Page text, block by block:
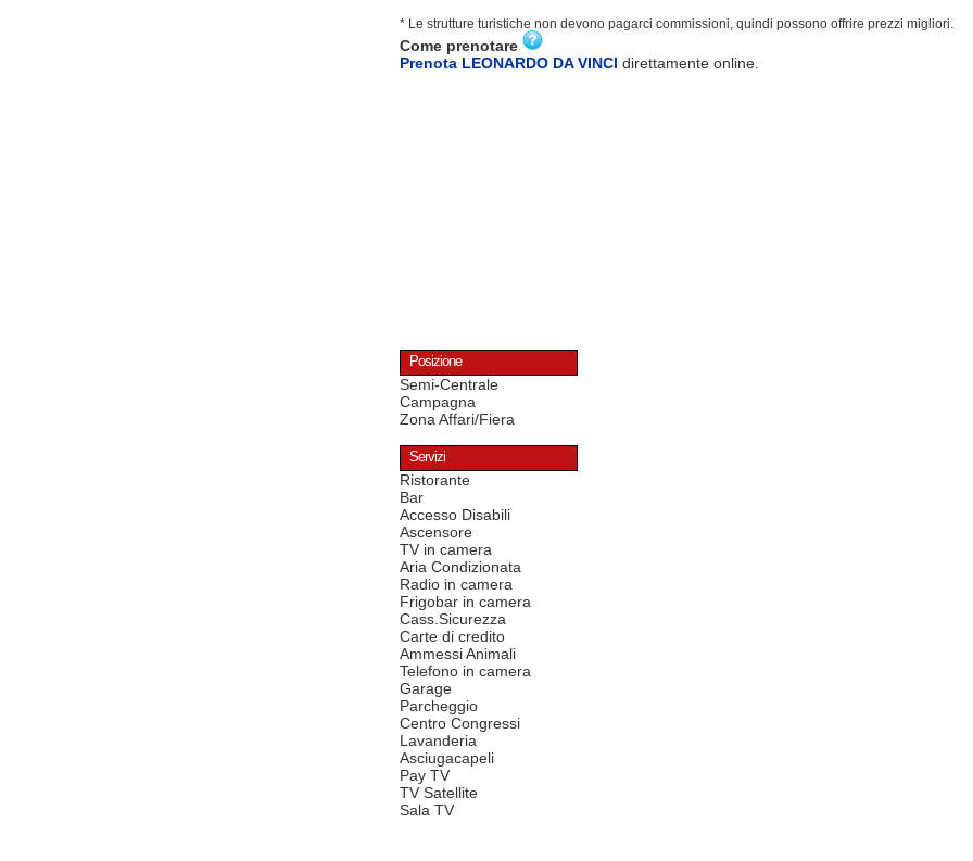
* Le strutture turistiche non devono pagarci commissioni, quindi possono offrire prezzi migliori.
Come prenotare
Prenota LEONARDO DA VINCI direttamente online.
Posizione
Semi-Centrale
Campagna
Zona Affari/Fiera
Servizi
Ristorante
Bar
Accesso Disabili
Ascensore
TV in camera
Aria Condizionata
Radio in camera
Frigobar in camera
Cass.Sicurezza
Carte di credito
Ammessi Animali
Telefono in camera
Garage
Parcheggio
Centro Congressi
Lavanderia
Asciugacapeli
Pay TV
TV Satellite
Sala TV